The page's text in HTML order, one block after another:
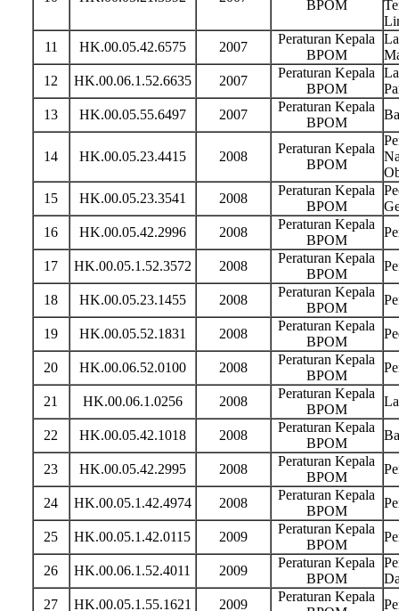
BPOM
11
HK.00.05.42.6575 2007
Peraturan Kepala
BPOM
12
HK.00.06.1.52.6635 2007
Peraturan Kepala
BPOM
13
HK.00.05.55.6497 2007
Peraturan Kepala
BPOM
14 HK.00.05.23.4415 2008
Peraturan Kepala
BPOM
15
HK.00.05.23.3541 2008
Peraturan Kepala
BPOM
16
HK.00.05.42.2996 2008
Peraturan Kepala
BPOM
17 HK.00.05.1.52.3572 2008
Peraturan Kepala
BPOM
18 HK.00.05.23.1455 2008
Peraturan Kepala
BPOM
19 HK.00.05.52.1831 2008
Peraturan Kepala
BPOM
20 HK.00.06.52.0100 2008
Peraturan Kepala
BPOM
21 HK.00.06.1.0256 2008
Peraturan Kepala
BPOM
22 HK.00.05.42.1018 2008
Peraturan Kepala
BPOM
23 HK.00.05.42.2995 2008
Peraturan Kepala
BPOM
24 HK.00.05.1.42.4974 2008
Peraturan Kepala
BPOM
25 HK.00.05.1.42.0115 2009
Peraturan Kepala
BPOM
26 HK.00.06.1.52.4011 2009
Peraturan Kepala
BPOM
27
HK.00.05.1.55.1621 2009
Peraturan Kepala